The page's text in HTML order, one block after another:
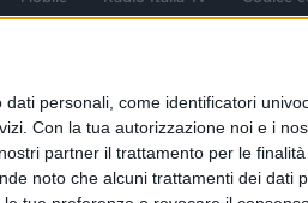
personali, come identificatori
Con la tua autorizzazione noi e i
partner il trattamento per le
noto che alcuni trattamenti dei dati
Via Savona 97, 20144 Milano